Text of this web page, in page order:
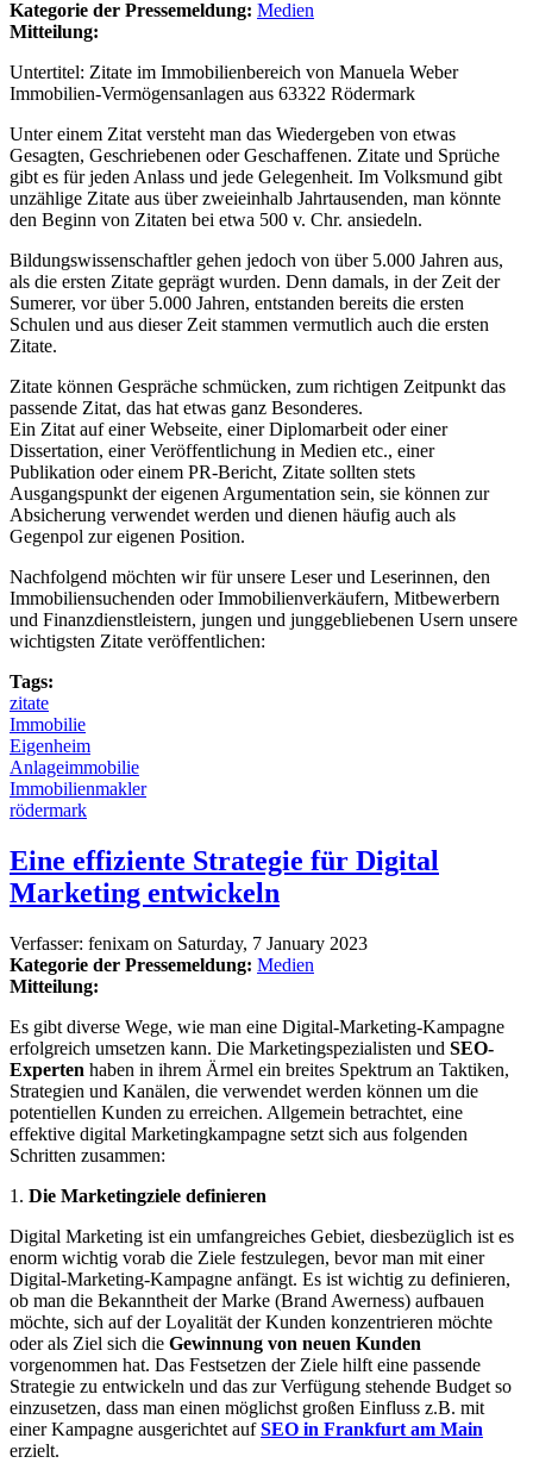
Kategorie der Pressemeldung: Medien
Mitteilung:
Untertitel: Zitate im Immobilienbereich von Manuela Weber
Immobilien-Vermögensanlagen aus 63322 Rödermark
Unter einem Zitat versteht man das Wiedergeben von etwas
Gesagten, Geschriebenen oder Geschaffenen. Zitate und Sprüche
gibt es für jeden Anlass und jede Gelegenheit. Im Volksmund gibt
unzählige Zitate aus über zweieinhalb Jahrtausenden, man könnte
den Beginn von Zitaten bei etwa 500 v. Chr. ansiedeln.
Bildungswissenschaftler gehen jedoch von über 5.000 Jahren aus,
als die ersten Zitate geprägt wurden. Denn damals, in der Zeit der
Sumerer, vor über 5.000 Jahren, entstanden bereits die ersten
Schulen und aus dieser Zeit stammen vermutlich auch die ersten
Zitate.
Zitate können Gespräche schmücken, zum richtigen Zeitpunkt das
passende Zitat, das hat etwas ganz Besonderes.
Ein Zitat auf einer Webseite, einer Diplomarbeit oder einer
Dissertation, einer Veröffentlichung in Medien etc., einer
Publikation oder einem PR-Bericht, Zitate sollten stets
Ausgangspunkt der eigenen Argumentation sein, sie können zur
Absicherung verwendet werden und dienen häufig auch als
Gegenpol zur eigenen Position.
Nachfolgend möchten wir für unsere Leser und Leserinnen, den
Immobiliensuchenden oder Immobilienverkäufern, Mitbewerbern
und Finanzdienstleistern, jungen und junggebliebenen Usern unsere
wichtigsten Zitate veröffentlichen:
Tags:
zitate
Immobilie
Eigenheim
Anlageimmobilie
Immobilienmakler
rödermark
Eine effiziente Strategie für Digital
Marketing entwickeln
Verfasser: fenixam on Saturday, 7 January 2023
Kategorie der Pressemeldung: Medien
Mitteilung:
Es gibt diverse Wege, wie man eine Digital-Marketing-Kampagne
erfolgreich umsetzen kann. Die Marketingspezialisten und SEO-
Experten haben in ihrem Ärmel ein breites Spektrum an Taktiken,
Strategien und Kanälen, die verwendet werden können um die
potentiellen Kunden zu erreichen. Allgemein betrachtet, eine
effektive digital Marketingkampagne setzt sich aus folgenden
Schritten zusammen:
1. Die Marketingziele definieren
Digital Marketing ist ein umfangreiches Gebiet, diesbezüglich ist es
enorm wichtig vorab die Ziele festzulegen, bevor man mit einer
Digital-Marketing-Kampagne anfängt. Es ist wichtig zu definieren,
ob man die Bekanntheit der Marke (Brand Awerness) aufbauen
möchte, sich auf der Loyalität der Kunden konzentrieren möchte
oder als Ziel sich die Gewinnung von neuen Kunden
vorgenommen hat. Das Festsetzen der Ziele hilft eine passende
Strategie zu entwickeln und das zur Verfügung stehende Budget so
einzusetzen, dass man einen möglichst großen Einfluss z.B. mit
einer Kampagne ausgerichtet aufSEO in Frankfurt am Main
erzielt.